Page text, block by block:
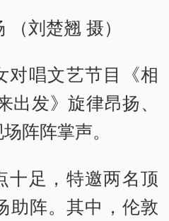
（刘楚翘 摄）
对唱文艺节目《相
出发》旋律昂扬、
阵阵掌声。
十足，特邀两名顶
助阵。其中，伦敦